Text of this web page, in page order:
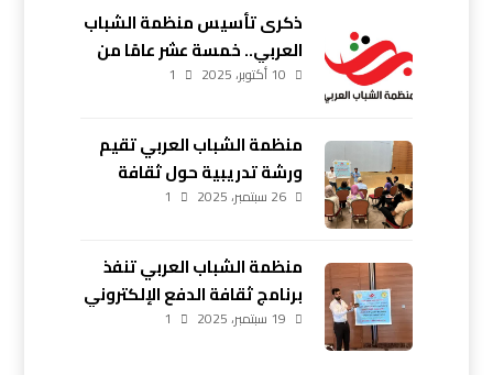
ذكرى تأسيس منظمة الشباب
العربي.. خمسة عشر عامًا من
العطاء والإصرار
10 أكتوبر، 2025 1
منظمة الشباب العربي تقيم
ورشة تدريبية حول ثقافة
الدفع الإلكتروني في أربيل
26 سبتمبر، 2025 1
منظمة الشباب العربي تنفذ
برنامج ثقافة الدفع الإلكتروني
في زاخو بمشاركة 20 شابًا
19 سبتمبر، 2025 1